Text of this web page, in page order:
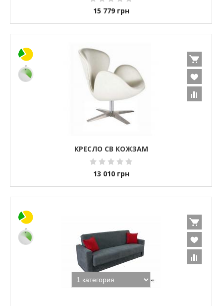
15 779 грн
КРЕСЛО СВ КОЖЗАМ
13 010 грн